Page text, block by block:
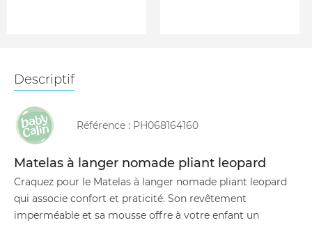
Descriptif
Référence : PH068164160
Matelas à langer nomade pliant leopard
Craquez pour le Matelas à langer nomade pliant leopard
qui associe confort et praticité. Son revêtement
imperméable et sa mousse offre à votre enfant un